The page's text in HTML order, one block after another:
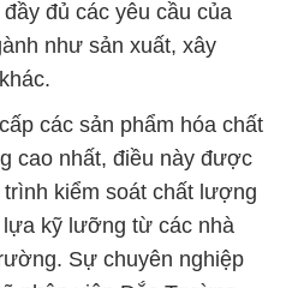
đủ các yêu cầu của
như sản xuất, xây
các sản phẩm hóa chất
cao nhất, điều này được
kiểm soát chất lượng
kỹ lưỡng từ các nhà
Sự chuyên nghiệp